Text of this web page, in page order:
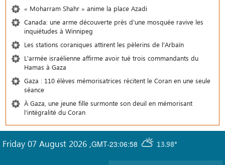
« Moharram Shahr » anime la place Azadi
Canada: une arme découverte près d'une mosquée ravive les
inquiétudes à Winnipeg
Les stations coraniques attirent les pèlerins de l'Arbaïn
L'armée israélienne affirme avoir tué trois commandants du
Hamas à Gaza
Gaza : 110 élèves mémorisatrices récitent le Coran en une seule
séance
À Gaza, une jeune fille surmonte son deuil en mémorisant
l’intégralité du Coran
GMT-23:06:58 13.98°
Friday 07 August 2026 ,